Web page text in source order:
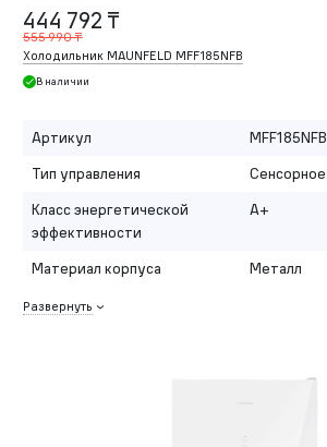
444 792 ₸
555 990 ₸
Холодильник MAUNFELD MFF185NFB
В наличии
Артикул
MFF185NFB
Тип управления
Сенсорное
Класс энергетической
эффективности
A+
Материал корпуса Металл
Развернуть